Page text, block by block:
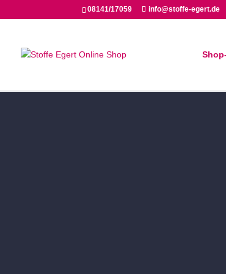
08141/17059 info@stoffe-egert.de